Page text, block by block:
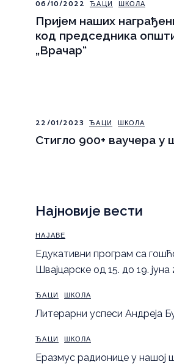
06/10/2022 ЂАЦИ ШКОЛА
Пријем наших
код председника
„Врачар“
22/01/2023 ЂАЦИ ШКОЛА
Стигло 900+ ваучера у
Најновије вести
НАЈАВЕ
Eдукативни програм са
Швајцарске од 15. до 19. јуна
ЂАЦИ ШКОЛА
Литерарни успеси Андреја
ЂАЦИ ШКОЛА
Еразмус радионице у нашој